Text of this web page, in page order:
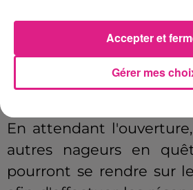
financière pourrait
pour la fréquentation
municipales lambda...
En attendant
autres nageurs en
pourront se rendre sur
Gérer mes
Accepter et